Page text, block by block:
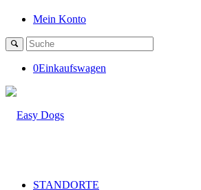
Mein Konto
0Einkaufswagen
STANDORTE